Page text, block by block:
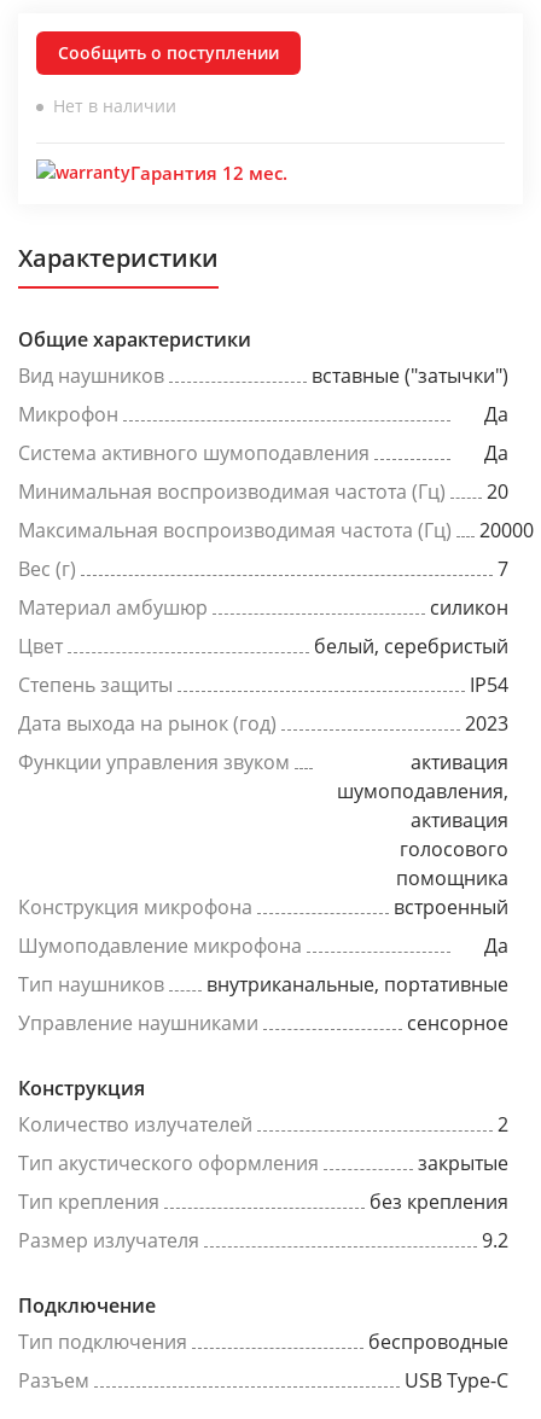
Сообщить о поступлении
Нет в наличии
Гарантия 12 мес.
Характеристики
Общие характеристики
Вид наушников
вставные ("затычки")
Микрофон
Да
Система активного шумоподавления
Да
Минимальная воспроизводимая частота (Гц)
20
Максимальная воспроизводимая частота (Гц)
20000
Вес (г)
7
Материал амбушюр
силикон
Цвет
белый, серебристый
Степень защиты
IP54
Дата выхода на рынок (год)
2023
Функции управления звуком
активация
шумоподавления,
активация
голосового
помощника
Конструкция микрофона
встроенный
Шумоподавление микрофона
Да
Тип наушников
внутриканальные, портативные
Управление наушниками
сенсорное
Конструкция
Количество излучателей
2
Тип акустического оформления
закрытые
Тип крепления
без крепления
Размер излучателя
9.2
Подключение
Тип подключения
беспроводные
Разъем
USB Type-C